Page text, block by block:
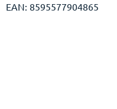
EAN: 8595577904865